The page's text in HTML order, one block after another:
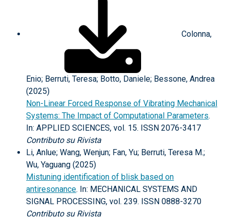
Colonna,
Enio; Berruti, Teresa; Botto, Daniele; Bessone, Andrea
(2025)
Non-Linear Forced Response of Vibrating Mechanical
Systems: The Impact of Computational Parameters.
In: APPLIED SCIENCES, vol. 15. ISSN 2076-3417
Contributo su Rivista
Li, Anlue; Wang, Wenjun; Fan, Yu; Berruti, Teresa M.;
Wu, Yaguang (2025)
Mistuning identification of blisk based on
antiresonance. In: MECHANICAL SYSTEMS AND
SIGNAL PROCESSING, vol. 239. ISSN 0888-3270
Contributo su Rivista